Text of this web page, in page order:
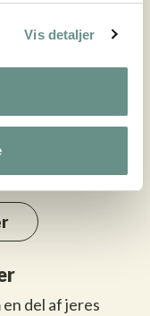
Vis detaljer
del af jeres